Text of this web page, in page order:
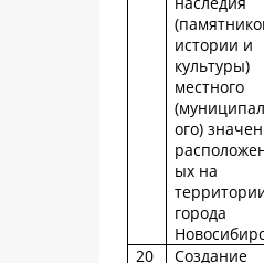
истории и
культуры)
местного
ого)
ых на
города
20
Создание